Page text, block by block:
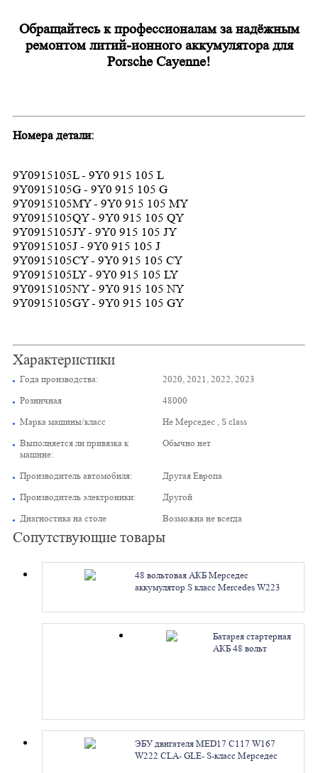
Обращайтесь к профессионалам за надёжным
ремонтом литий-ионного аккумулятора для
Porsche Cayenne!
Номера детали:
9Y0915105L - 9Y0 915 105 L
9Y0915105G - 9Y0 915 105 G
9Y0915105MY - 9Y0 915 105 MY
9Y0915105QY - 9Y0 915 105 QY
9Y0915105JY - 9Y0 915 105 JY
9Y0915105J - 9Y0 915 105 J
9Y0915105CY - 9Y0 915 105 CY
9Y0915105LY - 9Y0 915 105 LY
9Y0915105NY - 9Y0 915 105 NY
9Y0915105GY - 9Y0 915 105 GY
Характеристики
Года производства:
2020, 2021, 2022, 2023
Розничная
48000
Марка машины/класс
Не Мерседес , S class
Выполняется ли привязка к
машине:
Обычно нет
Производитель автомобиля:
Другая Европа
Производитель электроники:
Другой
Диагностика на столе
Возможна не всегда
Сопутствующие товары
48 вольтовая АКБ Мерседес
аккумулятор S класс Mercedes W223
Батарея стартерная
АКБ 48 вольт
Ремонт
ЭБУ двигателя MED17 C117 W167
W222 CLA- GLE- S-класс Мерседес